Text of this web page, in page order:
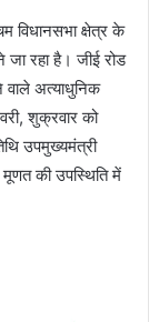
विधानसभा क्षेत्र के
जा रहा है। जीई रोड
अत्याधुनिक
शुक्रवार को
उपमुख्यमंत्री
मूणत की उपस्थिति में